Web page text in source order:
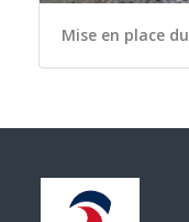
Mise en place